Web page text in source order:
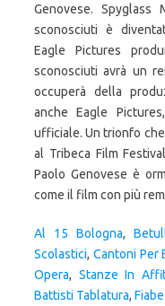
Genovese.
sconosciuti è
Eagle Pictures
sconosciuti avrà un
occuperà della
anche Eagle
ufficiale. Un trionfo
al Tribeca Film
Paolo Genovese è
come il film con più
Al 15 Bologna,
Scolastici, Cantoni Per
Opera, Stanze In
Battisti Tablatura,